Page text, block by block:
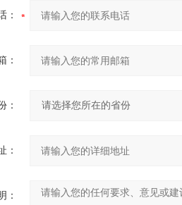
：
：
：
：
：